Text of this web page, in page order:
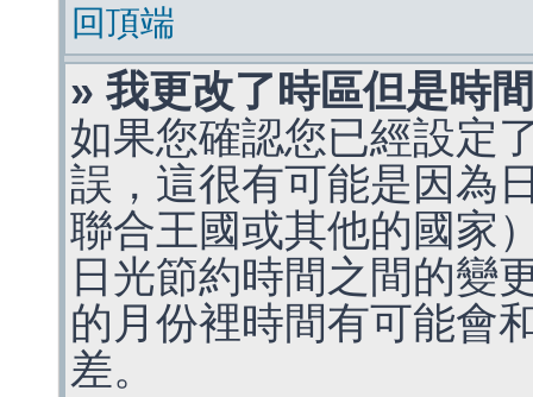
回頂端
» 我更改了時區但是時
如果您確認您已經設定
誤，這很有可能是因為
聯合王國或其他的國家
日光節約時間之間的變
的月份裡時間有可能會
差。